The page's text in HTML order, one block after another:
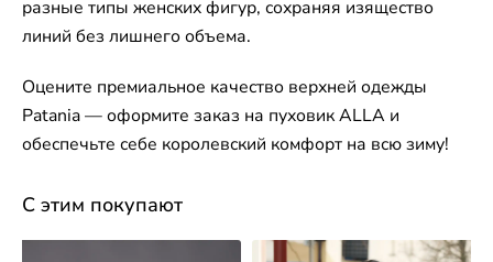
разные типы женских фигур, сохраняя изящество
линий без лишнего объема.
Оцените премиальное качество верхней одежды
Patania — оформите заказ на пуховик ALLA и
обеспечьте себе королевский комфорт на всю зиму!
С этим покупают